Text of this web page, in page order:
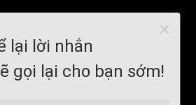
lại lời nhắn
gọi lại cho bạn sớm!